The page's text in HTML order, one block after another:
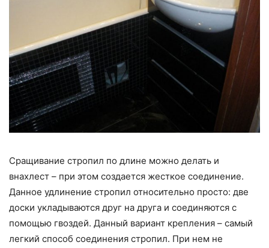
Сращивание стропил по длине можно делать и
внахлест – при этом создается жесткое соединение.
Данное удлинение стропил относительно просто: две
доски укладываются друг на друга и соединяются с
помощью гвоздей. Данный вариант крепления – самый
легкий способ соединения стропил. При нем не